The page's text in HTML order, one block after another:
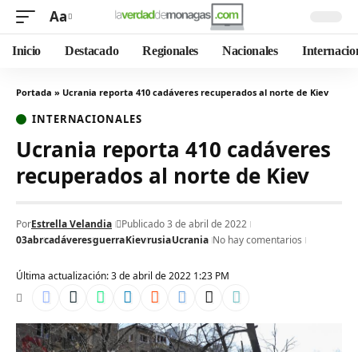
Aa
Inicio Destacado Regionales Nacionales
Portada » Ucrania reporta 410 cadáveres recuperados al norte de Kiev
INTERNACIONALES
Ucrania reporta 410 cadáveres
recuperados al norte de Kiev
Última actualización: 3 de abril de 2022 1:23 PM
PorEstrella Velandia
Publicado 3 de abril de 2022
03abrcadáveresguerraKievrusiaUcrania No hay comentarios